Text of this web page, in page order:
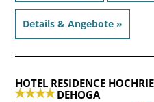
Details & Angebote »
HOTEL RESIDENCE
DEHOGA